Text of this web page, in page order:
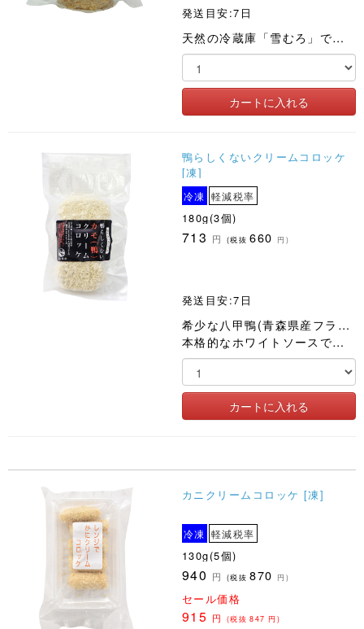
発送目安:7日
天然の冷蔵庫「雪むろ」で低温貯蔵、熟成させることで、甘みがまして滑らかな食感になった国産じゃが芋のコロッケ
鴨らしくないクリームコロッケ
[凍]
冷凍 軽減税率
180g(3個)
713 円 (税抜660 円)
発送目安:7日
希少な八甲鴨(青森県産フランス鴨)と、国産ノンホモ牛乳・国産バターの
本格的なホワイトソースで仕上げた、他では味わえない、鴨のクリームコロッケです。
カニクリームコロッケ [凍]
冷凍 軽減税率
130g(5個)
940 円 (税抜870 円)
セール価格
915 円 (税抜847 円)